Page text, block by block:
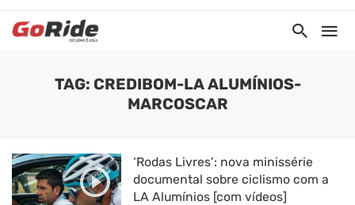
TAG: CREDIBOM-LA ALUMÍNIOS-
MARCOSCAR
‘Rodas Livres’: nova minissérie
documental sobre ciclismo com a
LA Alumínios [com vídeos]